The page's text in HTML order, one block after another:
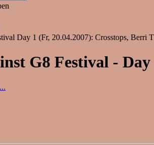
Day 1 (Fr, 20.04.2007): Crosstops,
G8 Festival -